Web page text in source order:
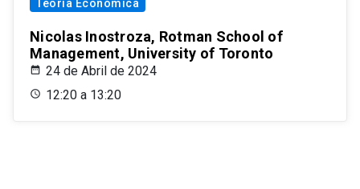
Teoría Económica
Nicolas Inostroza, Rotman School of
Management, University of Toronto
24 de Abril de 2024
12:20 a 13:20